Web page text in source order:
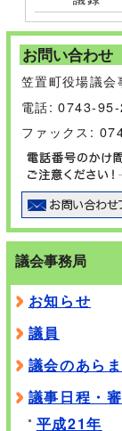
お問い合わせ
笠置町役場議会
電話: 0743-
ファックス:
議会事務局
お知らせ
議員
議会のあら
議事日程・
平成21年